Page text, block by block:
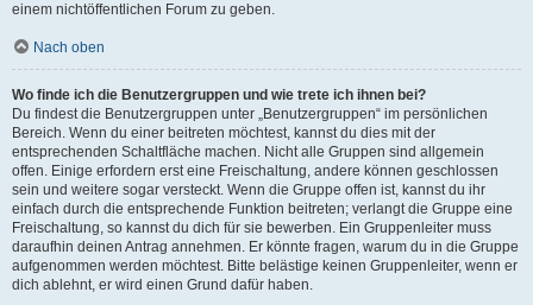
einem nichtöffentlichen Forum zu geben.
Nach oben
Wo finde ich die Benutzergruppen und wie trete ich ihnen bei?
Du findest die Benutzergruppen unter „Benutzergruppen“ im persönlichen
Bereich. Wenn du einer beitreten möchtest, kannst du dies mit der
entsprechenden Schaltfläche machen. Nicht alle Gruppen sind allgemein
offen. Einige erfordern erst eine Freischaltung, andere können geschlossen
sein und weitere sogar versteckt. Wenn die Gruppe offen ist, kannst du ihr
einfach durch die entsprechende Funktion beitreten; verlangt die Gruppe eine
Freischaltung, so kannst du dich für sie bewerben. Ein Gruppenleiter muss
daraufhin deinen Antrag annehmen. Er könnte fragen, warum du in die Gruppe
aufgenommen werden möchtest. Bitte belästige keinen Gruppenleiter, wenn er
dich ablehnt, er wird einen Grund dafür haben.